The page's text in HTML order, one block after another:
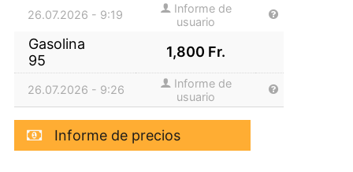
26.07.2026 - 9:19
Informe de
usuario
Gasolina
95
1,800 Fr.
26.07.2026 - 9:26
Informe de
usuario
Informe de precios